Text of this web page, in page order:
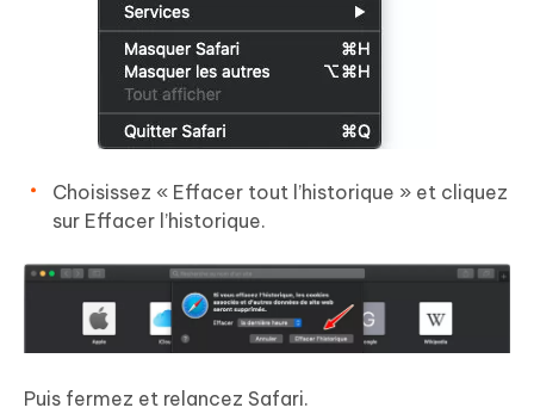
Choisissez « Effacer tout l’historique » et cliquez
sur Effacer l’historique.
Puis fermez et relancez Safari.